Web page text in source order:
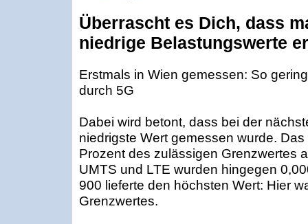
Überrascht es Dich, dass
niedrige Belastungswerte
Erstmals in Wien gemessen: So
durch 5G
Dabei wird betont, dass bei der
niedrigste Wert gemessen wurde.
Prozent des zulässigen Grenzwertes
UMTS und LTE wurden hingegen
900 lieferte den höchsten Wert: Hier
Grenzwertes.